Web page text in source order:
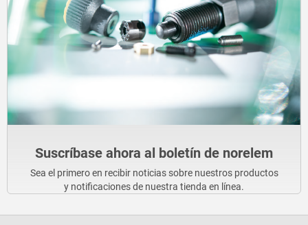
Suscríbase ahora al boletín de norelem
Sea el primero en recibir noticias sobre nuestros productos
y notificaciones de nuestra tienda en línea.